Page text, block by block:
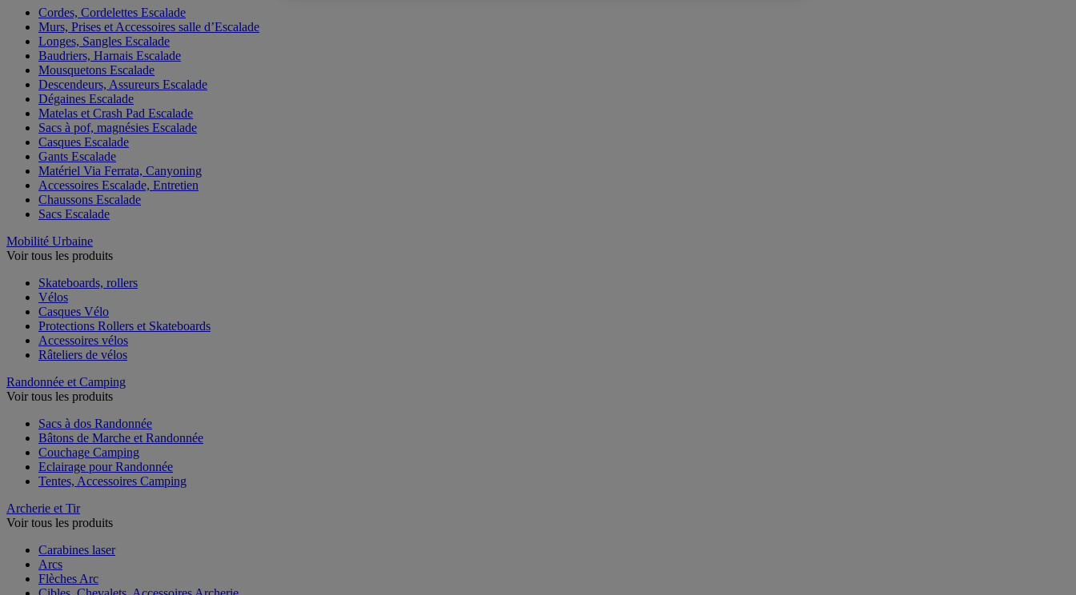
Cordes, Cordelettes Escalade
Murs, Prises et Accessoires salle d’Escalade
Longes, Sangles Escalade
Baudriers, Harnais Escalade
Mousquetons Escalade
Descendeurs, Assureurs Escalade
Dégaines Escalade
Matelas et Crash Pad Escalade
Sacs à pof, magnésies Escalade
Casques Escalade
Gants Escalade
Matériel Via Ferrata, Canyoning
Accessoires Escalade, Entretien
Chaussons Escalade
Sacs Escalade
Mobilité Urbaine
Voir tous les produits
Skateboards, rollers
Vélos
Casques Vélo
Protections Rollers et Skateboards
Accessoires vélos
Râteliers de vélos
Randonnée et Camping
Voir tous les produits
Sacs à dos Randonnée
Bâtons de Marche et Randonnée
Couchage Camping
Eclairage pour Randonnée
Tentes, Accessoires Camping
Archerie et Tir
Voir tous les produits
Carabines laser
Arcs
Flèches Arc